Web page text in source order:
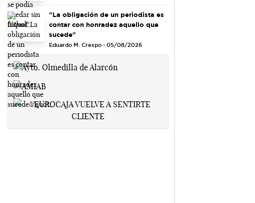
"La obligación de un periodista es
contar con honradez aquello que
sucede"
Eduardo M. Crespo - 05/08/2026